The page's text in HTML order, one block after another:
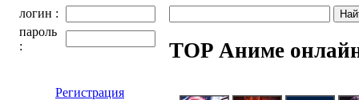
логин :
пароль
:
Регистрация
TOP Аниме